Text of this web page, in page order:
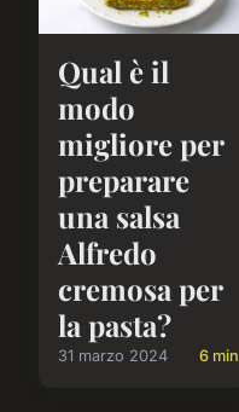
Qual è il
modo
migliore per
preparare
una salsa
Alfredo
cremosa per
la pasta?
31 marzo 2024 6 min